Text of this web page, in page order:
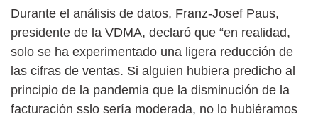
Durante el análisis de datos, Franz-Josef Paus,
presidente de la VDMA, declaró que “en realidad,
solo se ha experimentado una ligera reducción de
las cifras de ventas. Si alguien hubiera predicho al
principio de la pandemia que la disminución de la
facturación sslo sería moderada, no lo hubiéramos